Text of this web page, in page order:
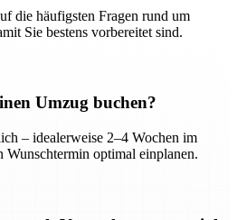
die häufigsten Fragen rund um
Sie bestens vorbereitet sind.
Umzug buchen?
– idealerweise 2–4 Wochen im
optimal einplanen.